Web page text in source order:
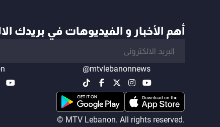
أهم الأخبار و الفيديوهات في بريدك
@mtvlebanonnews
© MTV Lebanon. All rights reserved.